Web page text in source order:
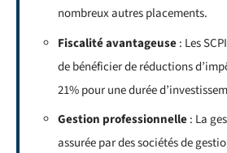
nombreux autres placements.
Fiscalité avantageuse: Les
de bénéficier de réductions
21% pour une durée
Gestion professionnelle: La
assurée par des sociétés de